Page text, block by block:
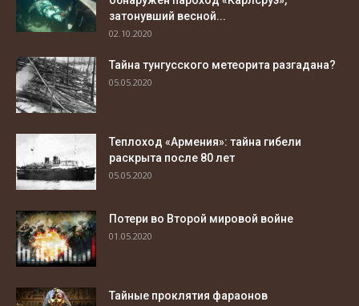
затонувший весной...
02.10.2020
Тайна тунгусского метеорита разгадана?
05.05.2020
Теплоход «Армения»: тайна гибели
раскрыта после 80 лет
05.05.2020
Потери во Второй мировой войне
01.05.2020
Тайные проклятия фараонов